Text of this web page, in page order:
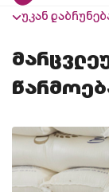
უკან